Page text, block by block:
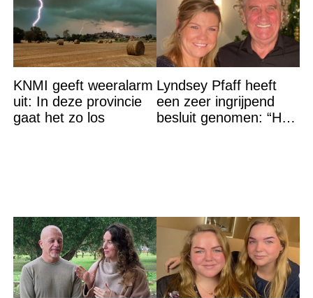
KNMI geeft weeralarm
uit: In deze provincie
gaat het zo los
Lyndsey Pfaff heeft
een zeer ingrijpend
besluit genomen: “Het